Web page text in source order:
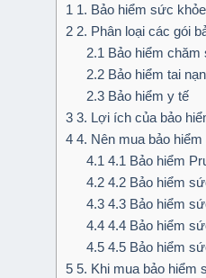
1 1. Bảo hiểm sức
2 2. Phân loại các gói
2.1 Bảo hiểm
2.2Bảo hiểm tai nạn
2.3Bảo hiểm y tế
3 3. Lợi ích của bảo
4 4. Nên mua bảo
4.1 4.1 Bảo hiểm
4.24.2 Bảo hiểm
4.34.3 Bảo hiểm
4.44.4 Bảo hiểm
4.54.5 Bảo hiểm
5 5. Khi mua bảo hiểm